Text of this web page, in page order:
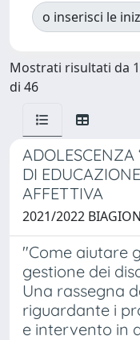
o inserisci le
Mostrati risultati da
di 46
ADOLESCENZA
DI
AFFETTIVA
2021/2022
"Come aiutare
gestione dei
Una rassegna
riguardante i
e intervento in